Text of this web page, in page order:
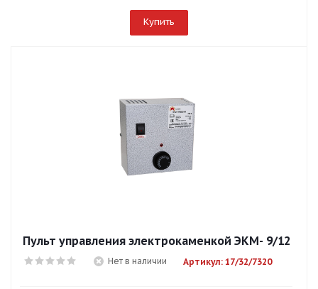
Купить
Пульт управления электрокаменкой ЭКМ- 9/12
Нет в наличии Артикул: 17/32/7320